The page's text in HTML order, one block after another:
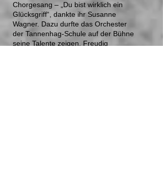
Chorgesang – „Du bist wirklich ein
Glücksgriff“, dankte ihr Susanne
Wagner. Dazu durfte das Orchester
der Tannenhag-Schule auf der Bühne
seine Talente zeigen. Freudig